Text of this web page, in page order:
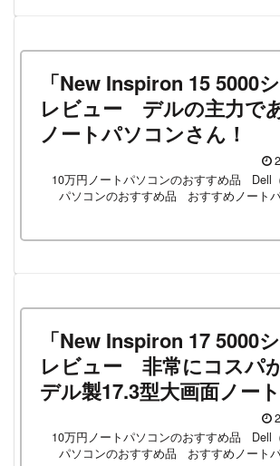
「New Inspiron 15 5000
レビュー デルの主力で
ノートパソコンさん！
10万円ノートパソコンのおすすめ品
Dell
パソコンのおすすめ品
おすすめノート
「New Inspiron 17 5000
レビュー 非常にコスパ
デル製17.3型大画面ノー
10万円ノートパソコンのおすすめ品
Dell
パソコンのおすすめ品
おすすめノート